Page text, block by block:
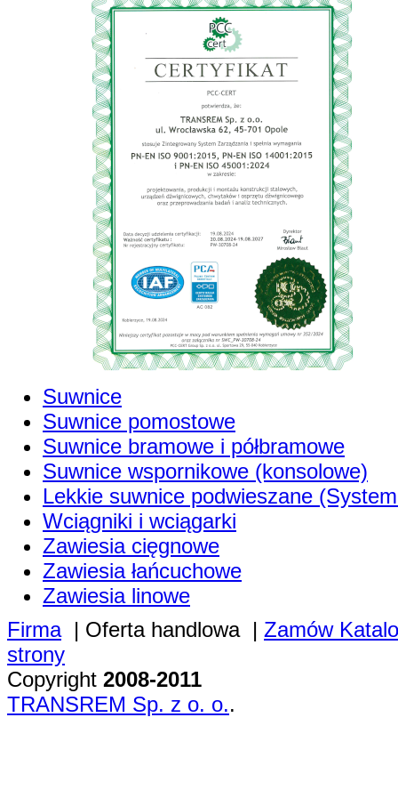
Suwnice
Suwnice pomostowe
Suwnice bramowe i półbramowe
Suwnice wspornikowe (konsolowe)
Lekkie suwnice podwieszane
Wciągniki i wciągarki
Zawiesia cięgnowe
Zawiesia łańcuchowe
Zawiesia linowe
Firma| Oferta handlowa| Zamów
strony
Copyright 2008-2011
TRANSREM Sp. z o. o..